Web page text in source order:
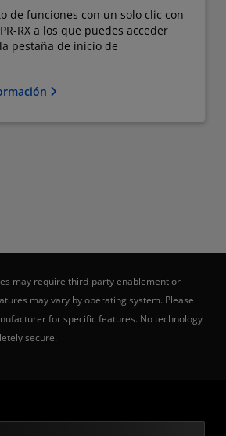
de funciones con un solo clic con
RX a los que puedes acceder
pestaña de inicio de
may require third-party enablement or
may vary by operating system. Please
for specific features. No technology
secure.